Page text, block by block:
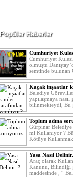
Popüler Haberler
Cumhuriyet
Cumhuriyet
olmuştu
semtinde bulunan
Kaçak inşaatlar
Belediye
yapılaşmaya
bilinmekteydi, Bu
Toplum adına
Gürpınar
mi Kullanıyor ?
Kötüye
Yasa Nasıl
Araç olarak
Kanunu, Bilindiği
maddesinde , “